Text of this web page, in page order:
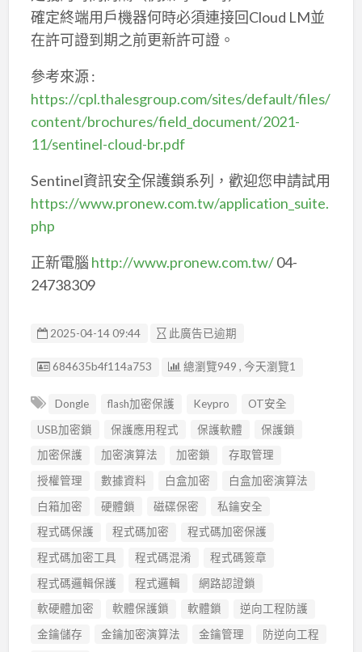
確定終端用戶機器何時必須連接回Cloud LM並
在許可證到期之前更新許可證。
參考來源 :
https://cpl.thalesgroup.com/sites/default/files/
content/brochures/field_document/2021-
11/sentinel-cloud-br.pdf
Sentinel資訊安全保護鎖系列，歡迎您申請試用
https://www.pronew.com.tw/application_suite.
php
正新電腦 http://www.pronew.com.tw/04-
24738309
2025-04-14 09:44 此廣告已逾期
廣告编號
684635b4f114a753 總瀏覽949 , 今天瀏覽1
Dongle flash加密保護 Keypro
OT安全
USB加密鎖
保護應用程式 保護軟體
保護鎖
加密保護
加密演算法 加密鎖
存取管理
授權管理
數據資料 白盒加密
白盒加密演算法
白箱加密
硬體鎖 磁碟保密
私鑰安全
程式碼保護
程式碼加密
程式碼加密保護
程式碼加密工具
程式碼混淆
程式碼簽章
程式碼邏輯保護
程式邏輯
網路認證鎖
軟硬體加密
軟體保護鎖 軟體鎖
逆向工程防護
金鑰儲存
金鑰加密演算法 金鑰管理
防逆向工程